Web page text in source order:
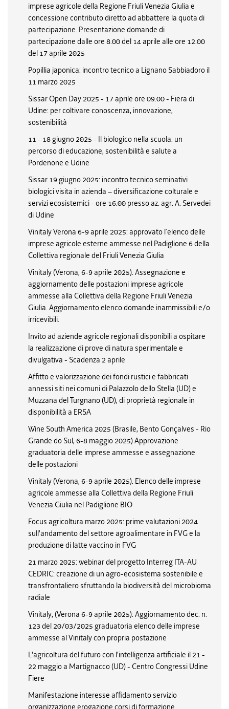
imprese agricole della Regione Friuli Venezia Giulia e
concessione contributo diretto ad abbattere la quota di
partecipazione. Presentazione domande di
partecipazione dalle ore 8.00 del 14 aprile alle ore 12.00
del 17 aprile 2025
Popillia japonica: incontro tecnico a Lignano Sabbiadoro il
11 marzo 2025
Sissar Open Day 2025 - 17 aprile ore 09.00 - Fiera di
Udine: per coltivare conoscenza, innovazione,
sostenibilità
11 - 18 giugno 2025 - Il biologico nella scuola: un
percorso di educazione, sostenibilità e salute a
Pordenone e Udine
Sissar 19 giugno 2025: incontro tecnico seminativi
biologici visita in azienda – diversificazione colturale e
servizi ecosistemici - ore 16.00 presso az. agr. A. Servedei
di Udine
Vinitaly Verona 6-9 aprile 2025: approvato l’elenco delle
imprese agricole esterne ammesse nel Padiglione 6 della
Collettiva regionale del Friuli Venezia Giulia
Vinitaly (Verona, 6-9 aprile 2025). Assegnazione e
aggiornamento delle postazioni imprese agricole
ammesse alla Collettiva della Regione Friuli Venezia
Giulia. Aggiornamento elenco domande inammissibili e/o
irricevibili.
Invito ad aziende agricole regionali disponibili a ospitare
la realizzazione di prove di natura sperimentale e
divulgativa - Scadenza 2 aprile
Affitto e valorizzazione dei fondi rustici e fabbricati
annessi siti nei comuni di Palazzolo dello Stella (UD) e
Muzzana del Turgnano (UD), di proprietà regionale in
disponibilità a ERSA
Wine South America 2025 (Brasile, Bento Gonçalves - Rio
Grande do Sul, 6-8 maggio 2025) Approvazione
graduatoria delle imprese ammesse e assegnazione
delle postazioni
Vinitaly (Verona, 6-9 aprile 2025). Elenco delle imprese
agricole ammesse alla Collettiva della Regione Friuli
Venezia Giulia nel Padiglione BIO
Focus agricoltura marzo 2025: prime valutazioni 2024
sull'andamento del settore agroalimentare in FVG e la
produzione di latte vaccino in FVG
21 marzo 2025: webinar del progetto Interreg ITA-AU
CEDRIC: creazione di un agro-ecosistema sostenibile e
transfrontaliero sfruttando la biodiversità del microbioma
radiale
Vinitaly, (Verona 6-9 aprile 2025): Aggiornamento dec. n.
123 del 20/03/2025 graduatoria elenco delle imprese
ammesse al Vinitaly con propria postazione
L'agricoltura del futuro con l'intelligenza artificiale il 21 -
22 maggio a Martignacco (UD) - Centro Congressi Udine
Fiere
Manifestazione interesse affidamento servizio
organizzazione erogazione corsi di formazione